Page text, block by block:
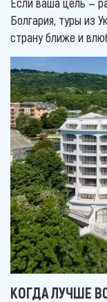
Болгария, туры из
страну ближе и
КОГДА ЛУЧШЕ